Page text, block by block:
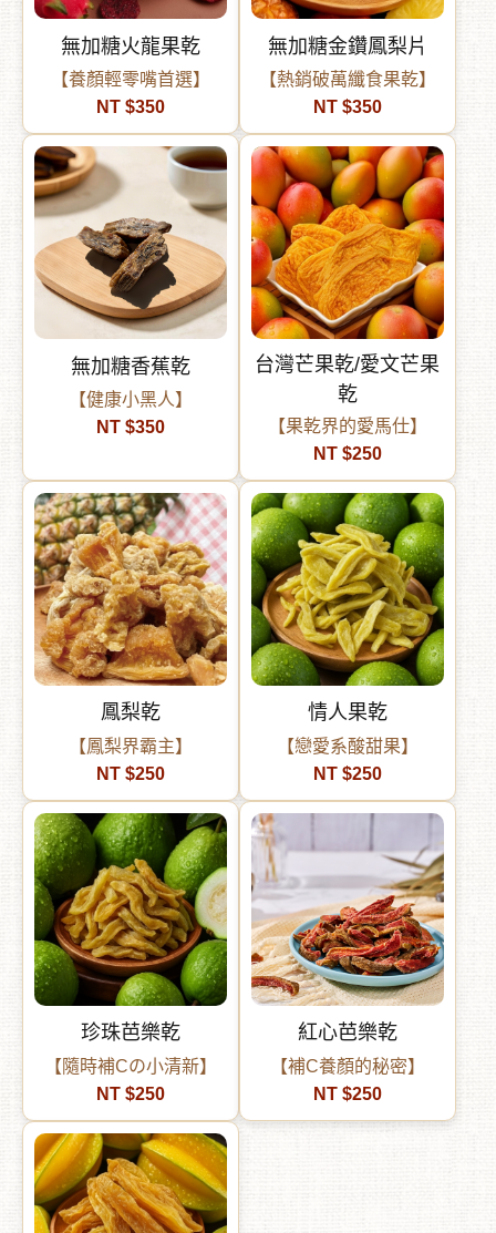
無加糖火龍果乾
【養顏輕零嘴首選】
NT $350
無加糖金鑽鳳梨片
【熱銷破萬纖食果乾】
NT $350
無加糖香蕉乾
【健康小黑人】
NT $350
台灣芒果乾/愛文芒果
乾
【果乾界的愛馬仕】
NT $250
鳳梨乾
【鳳梨界霸主】
NT $250
情人果乾
【戀愛系酸甜果】
NT $250
珍珠芭樂乾
【隨時補Cの小清新】
NT $250
紅心芭樂乾
【補C養顏的秘密】
NT $250